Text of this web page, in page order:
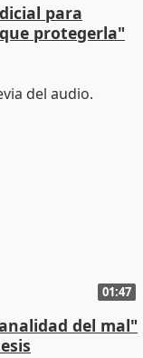
para
protegerla"
01:47
del mal"